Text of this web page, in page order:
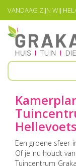
VANDAAG ZIJN WIJ
Een groene sfeer
Of je nu houdt
Tuincentrum